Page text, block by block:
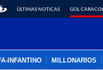
ÚLTIMAS NOTICAS GOL CARACOL
INFANTINO MILLONARIOS